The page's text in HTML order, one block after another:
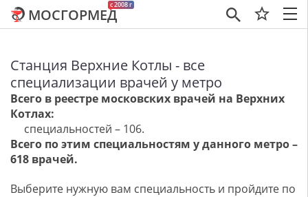
×
c 2008 г
МОСГОРМЕД
Станция Верхние Котлы - все
специализации врачей у метро
Всего в реестре московских врачей на Верхних
Котлах:
специальностей – 106.
Всего по этим специальностям у данного метро –
618 врачей.
Выберите нужную вам специальность и пройдите по